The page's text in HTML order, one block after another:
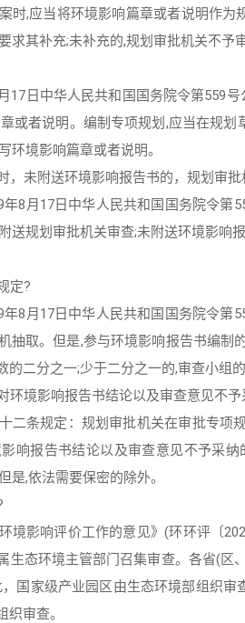
时,应当将环境影响篇章或者说明作
其补充;未补充的,规划审批机关不予审
17日中华人民共和国国务院令第559
或者说明。编制专项规划,应当在规
环境影响篇章或者说明。
，未附送环境影响报告书的，规划审
8月17日中华人民共和国国务院令第
送规划审批机关审查;未附送环境影响
定?
8月17日中华人民共和国国务院令第
抽取。但是,参与环境影响报告书编制
二分之一;少于二分之一的,审查小组的
环境影响报告书结论以及审查意见不
二条规定：规划审批机关在审批专项
响报告书结论以及审查意见不予采
是,依法需要保密的除外。
境影响评价工作的意见》(环环评〔
生态环境主管部门召集审查。各省(区
国家级产业园区由生态环境部组织审
审查。